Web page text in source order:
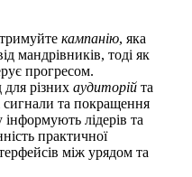
кампанію, яка
мандрівників, тоді як
прогресом.
для різних аудиторій та
сигнали та покращення
лідерів та
практичної
між урядом та